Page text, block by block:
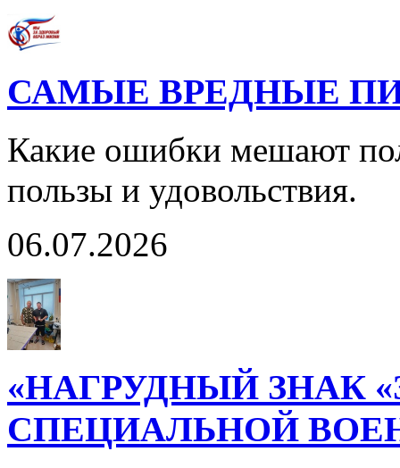
САМЫЕ ВРЕДНЫЕ
Какие ошибки мешают
пользы и удовольствия.
06.07.2026
«НАГРУДНЫЙ ЗНАК
СПЕЦИАЛЬНОЙ